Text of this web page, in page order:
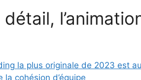
la plus originale de 2023 est
la cohésion d’équipe